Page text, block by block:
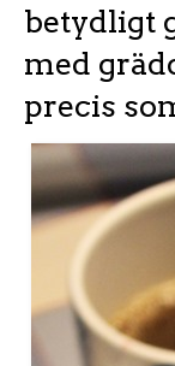
betydligt
med
precis